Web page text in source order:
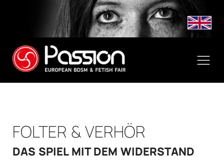
FOLTER & VERHÖR
DAS SPIEL MIT DEM WIDERSTAND